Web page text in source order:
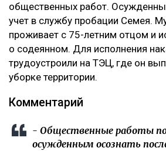
общественных работ.
учет в службу пробации Семея.
проживает с 75-летним отцом и
о содеянном. Для исполнения
трудоустроили на ТЭЦ, где он
уборке территории.
Комментарий
- Общественные работы
осужденным осознать